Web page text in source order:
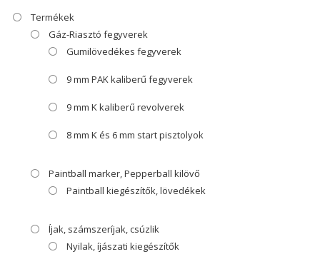
Termékek
Gáz-Riasztó fegyverek
Gumilövedékes fegyverek
9 mm PAK kaliberű fegyverek
9 mm K kaliberű revolverek
8 mm K és 6 mm start pisztolyok
Paintball marker, Pepperball kilövő
Paintball kiegészítők, lövedékek
Íjak, számszeríjak, csúzlik
Nyilak, íjászati kiegészítők